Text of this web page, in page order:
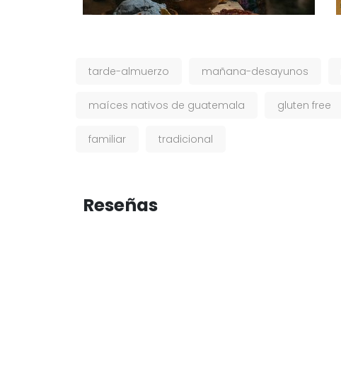
tarde-almuerzo mañana-desayunos
maíces nativos de guatemala gluten free
familiar tradicional
Reseñas